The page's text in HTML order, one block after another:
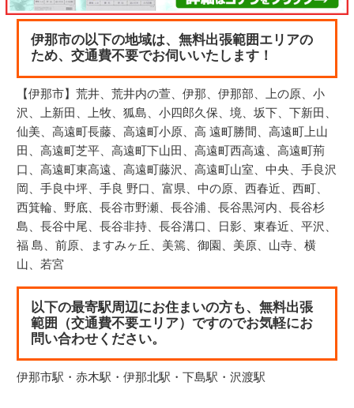
伊那市の以下の地域は、無料出張範囲エリアの
ため、交通費不要でお伺いいたします！
【伊那市】荒井、荒井内の萱、伊那、伊那部、上の原、小
沢、上新田、上牧、狐島、小四郎久保、境、坂下、下新田、
仙美、高遠町長藤、高遠町小原、高 遠町勝間、高遠町上山
田、高遠町芝平、高遠町下山田、高遠町西高遠、高遠町荊
口、高遠町東高遠、高遠町藤沢、高遠町山室、中央、手良沢
岡、手良中坪、手良 野口、富県、中の原、西春近、西町、
西箕輪、野底、長谷市野瀬、長谷浦、長谷黒河内、長谷杉
島、長谷中尾、長谷非持、長谷溝口、日影、東春近、平沢、
福 島、前原、ますみヶ丘、美篶、御園、美原、山寺、横
山、若宮
以下の最寄駅周辺にお住まいの方も、無料出張
範囲（交通費不要エリア）ですのでお気軽にお
問い合わせください。
伊那市駅・赤木駅・伊那北駅・下島駅・沢渡駅